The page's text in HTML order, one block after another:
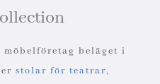
beläget i
stolar för teatrar,